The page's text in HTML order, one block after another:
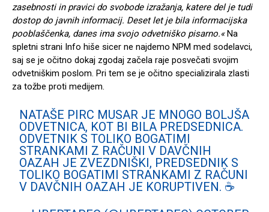
zasebnosti in pravici do svobode izražanja, katere del je tudi
dostop do javnih informacij. Deset let je bila informacijska
pooblaščenka, danes ima svojo odvetniško pisarno.«Na
spletni strani Info hiše sicer ne najdemo NPM med sodelavci,
saj se je očitno dokaj zgodaj začela raje posvečati svojim
odvetniškim poslom. Pri tem se je očitno specializirala zlasti
za tožbe proti medijem.
NATAŠE PIRC MUSAR JE MNOGO BOLJŠA
ODVETNICA, KOT BI BILA PREDSEDNICA.
ODVETNIK S TOLIKO BOGATIMI
STRANKAMI Z RAČUNI V DAVČNIH
OAZAH JE ZVEZDNIŠKI, PREDSEDNIK S
TOLIKO BOGATIMI STRANKAMI Z RAČUNI
V DAVČNIH OAZAH JE KORUPTIVEN. ☕